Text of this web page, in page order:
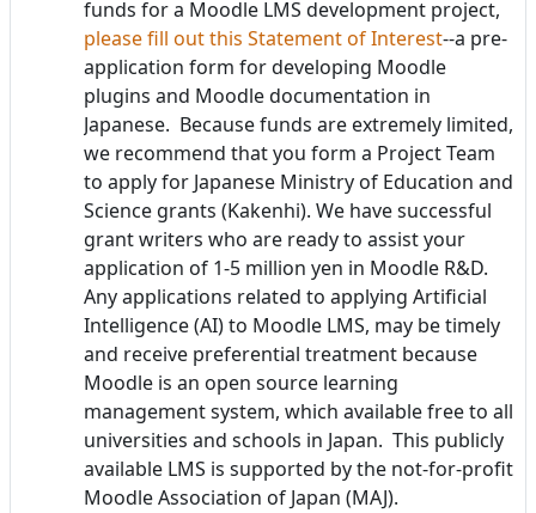
funds for a Moodle LMS development project,
please fill out this Statement of Interest--a pre-
application form for developing Moodle
plugins and Moodle documentation in
Japanese. Because funds are extremely limited,
we recommend that you form a Project Team
to apply for Japanese Ministry of Education and
Science grants (Kakenhi). We have successful
grant writers who are ready to assist your
application of 1-5 million yen in Moodle R&D.
Any applications related to applying Artificial
Intelligence (AI) to Moodle LMS, may be timely
and receive preferential treatment because
Moodle is an open source learning
management system, which available free to all
universities and schools in Japan. This publicly
available LMS is supported by the not-for-profit
Moodle Association of Japan (MAJ).